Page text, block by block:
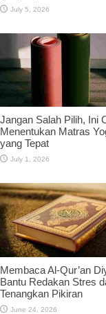
July 5, 2026
Jangan Salah Pilih, Ini
Menentukan Matras
yang Tepat
July 1, 2026
Membaca Al-Qur’an
Bantu Redakan Stres
Tenangkan Pikiran
June 24, 2026